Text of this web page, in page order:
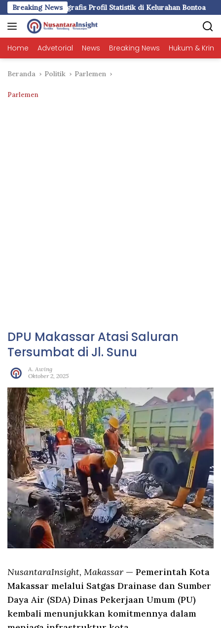
Langsung
ke
konten
Breaking News
Statistik di Kelurahan Bontoa LDII Sulsel dan SPN
Home Advetorial News Breaking News Hukum &
Beranda Politik Parlemen
Parlemen
DPU Makassar Atasi Saluran
Tersumbat di Jl. Sunu
A. Awing
Oktober 2, 2025
NusantaraInsight, Makassar — Pemerintah Kota
Makassar melalui Satgas Drainase dan Sumber
Daya Air (SDA) Dinas Pekerjaan Umum (PU)
kembali menunjukkan komitmennya dalam